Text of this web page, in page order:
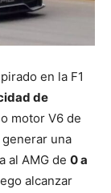
en la F1
de
motor V6 de
una
al AMG de 0 a
alcanzar